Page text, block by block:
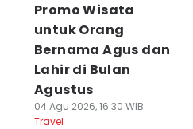
Promo Wisata
untuk Orang
Bernama Agus dan
Lahir di Bulan
Agustus
04 Agu 2026, 16:30 WIB
Travel